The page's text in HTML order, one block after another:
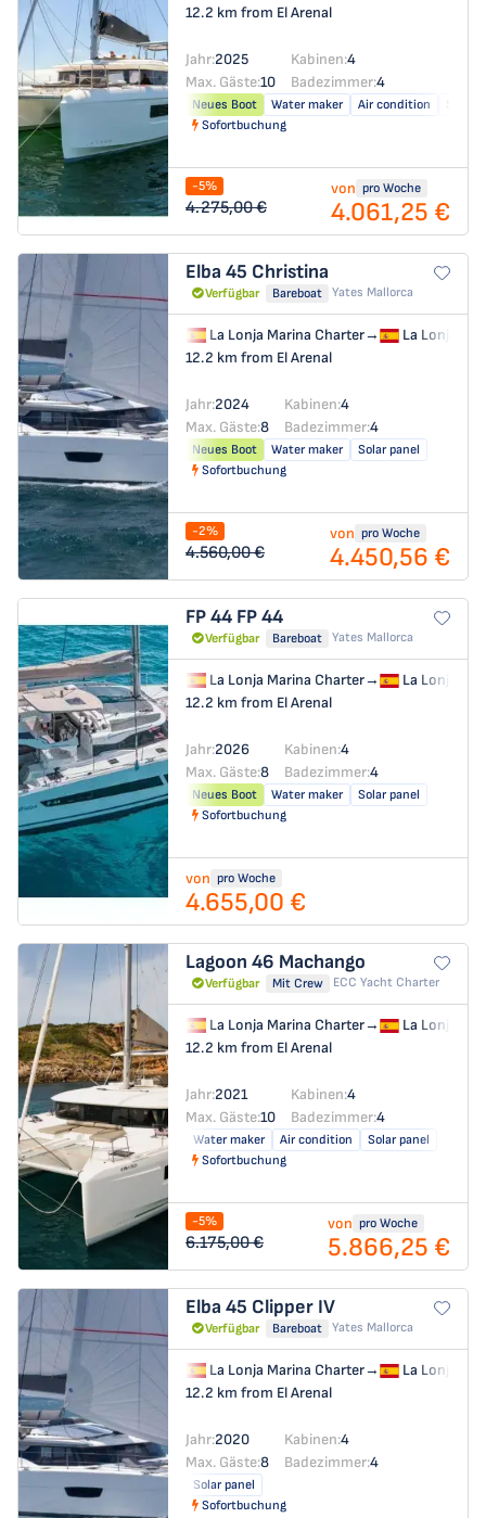
12.2 km from El Arenal
Jahr:2025 Kabinen:4
Max. Gäste:10 Badezimmer:4
Neues Boot Water maker Air condition
Sofortbuchung
-5%
4.275,00 €
von pro Woche
4.061,25 €
Elba 45 Christina
Verfügbar Bareboat Yates Mallorca
La Lonja Marina Charter→
La Lonja
12.2 km from El Arenal
Jahr:2024 Kabinen:4
Max. Gäste:8 Badezimmer:4
Neues Boot Water maker
Solar panel
Sofortbuchung
-2%
4.560,00 €
von pro Woche
4.450,56 €
FP 44 FP 44
Verfügbar Bareboat Yates Mallorca
La Lonja Marina Charter→
La Lonja
12.2 km from El Arenal
Jahr:2026 Kabinen:4
Max. Gäste:8 Badezimmer:4
Neues Boot Water maker
Solar panel
Sofortbuchung
von pro Woche
4.655,00 €
Lagoon 46 Machango
Verfügbar Mit Crew ECC Yacht Charter
La Lonja Marina Charter→
La Lonja
12.2 km from El Arenal
Jahr:2021 Kabinen:4
Max. Gäste:10 Badezimmer:4
Water maker Air condition
Solar panel
Sofortbuchung
-5%
6.175,00 €
von pro Woche
5.866,25 €
Elba 45 Clipper IV
Verfügbar Bareboat Yates Mallorca
La Lonja Marina Charter→
La Lonja
12.2 km from El Arenal
Jahr:2020 Kabinen:4
Max. Gäste:8 Badezimmer:4
Solar panel
Sofortbuchung